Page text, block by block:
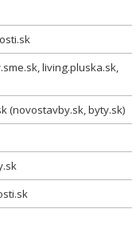
living.pluska.sk,
(novostavby.sk, byty.sk)